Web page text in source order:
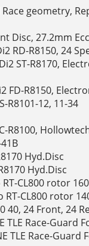
Race geometry,
Disc, 27.2mm
RD-R8150, 24
ST-R8170,
FD-R8150,
R8101-12, 11-34
R8100,
Hyd.Disc
Hyd.Disc
CL800 rotor
CL800 rotor
40, 24 Front, 24
Race-Guard
TLE Race-Guard